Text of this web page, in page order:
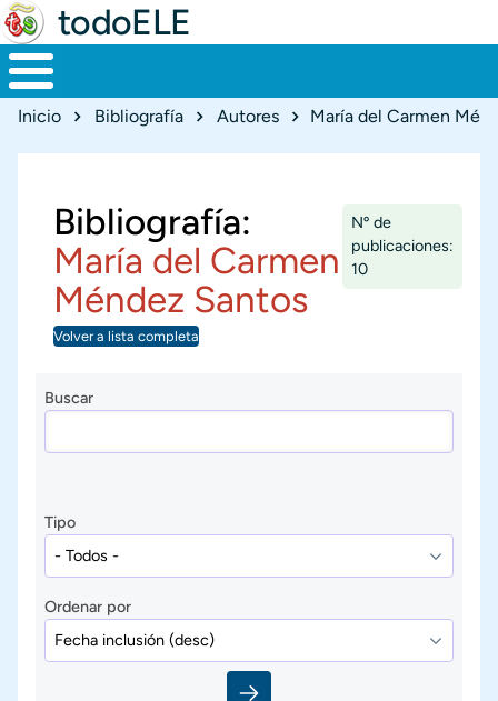
todoELE
Ruta de navegación
Inicio Bibliografía Autores María del Carmen
Bibliografía:
María del Carmen
Méndez Santos
Nº de
publicaciones:
10
Volver a lista completa
Buscar
Tipo
Ordenar por